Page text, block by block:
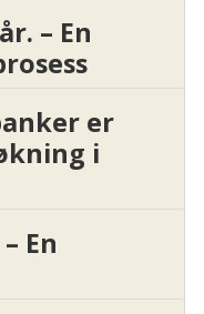
– En
er
i
En